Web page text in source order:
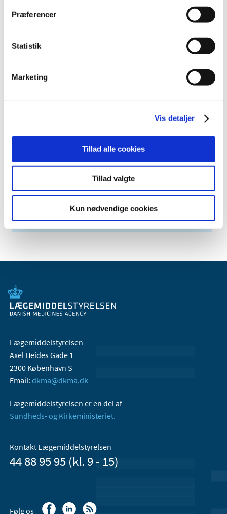
Præferencer
Statistik
Marketing
Vis detaljer
Tillad alle cookies
Tillad valgte
Kun nødvendige cookies
august (2)
maj (3)
marts (10)
januar (2)
Lægemiddelstyrelsen
Axel Heides Gade 1
2300 København S
Email: dkma@dkma.dk
Lægemiddelstyrelsen er en del af
Sundheds- og Kirkeministeriet.
Kontakt Lægemiddelstyrelsen
44 88 95 95 (kl. 9 - 15)
Følg os